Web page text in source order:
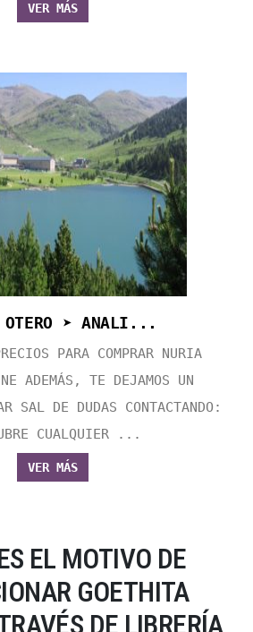
VER MÁS
OTERO ➤ ANALI...
PARA COMPRAR NURIA
ADEMÁS, TE DEJAMOS UN
SAL DE DUDAS CONTACTANDO:
CUALQUIER ...
VER MÁS
EL MOTIVO DE
GOETHITA